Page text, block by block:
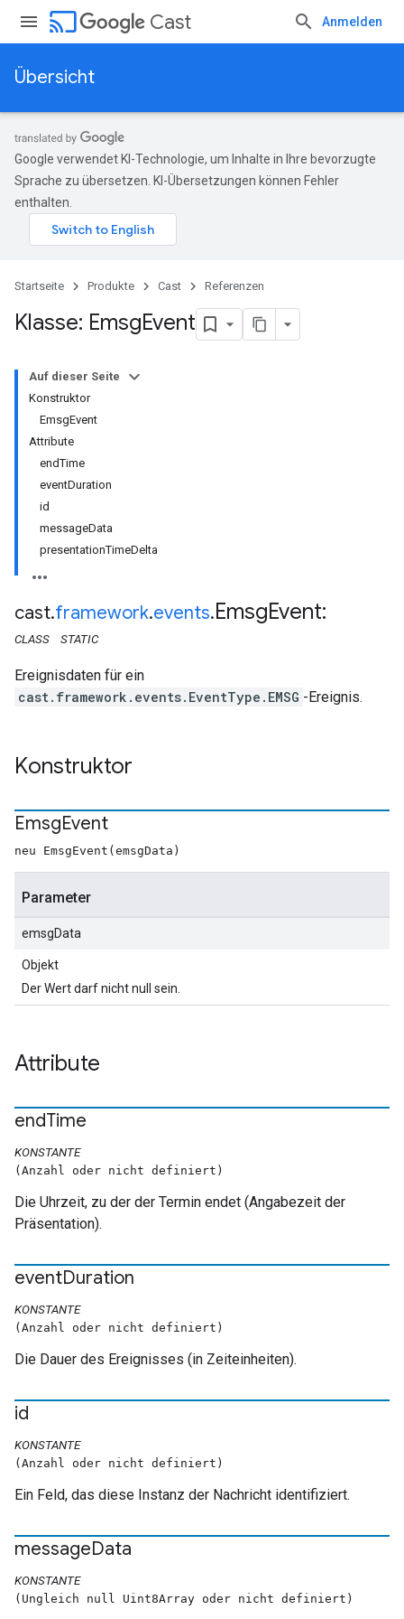
cast Cast Anmelden
Übersicht
Google verwendet KI-Technologie, um Inhalte in Ihre bevorzugte
Sprache zu übersetzen. KI-Übersetzungen können Fehler
enthalten.
Startseite Produkte Cast Referenzen
Klasse: EmsgEvent
Auf dieser Seite
Konstruktor
EmsgEvent
Attribute
endTime
eventDuration
id
messageData
presentationTimeDelta
cast.framework.events.EmsgEvent:
CLASS STATIC
Ereignisdaten für ein
cast.framework.events.EventType.EMSG -Ereignis.
Konstruktor
EmsgEvent
neu EmsgEvent(emsgData)
Parameter
emsgData
Objekt
Der Wert darf nicht null sein.
Attribute
endTime
KONSTANTE
(Anzahl oder nicht definiert)
Die Uhrzeit, zu der der Termin endet (Angabezeit der
Präsentation).
eventDuration
KONSTANTE
(Anzahl oder nicht definiert)
Die Dauer des Ereignisses (in Zeiteinheiten).
id
KONSTANTE
(Anzahl oder nicht definiert)
Ein Feld, das diese Instanz der Nachricht identifiziert.
messageData
KONSTANTE
(Ungleich null Uint8Array oder nicht definiert)